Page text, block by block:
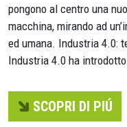
pongono al centro una
macchina, mirando ad
ed umana. Industria 4.0:
Industria 4.0 ha
SCOPRI DI PIÚ